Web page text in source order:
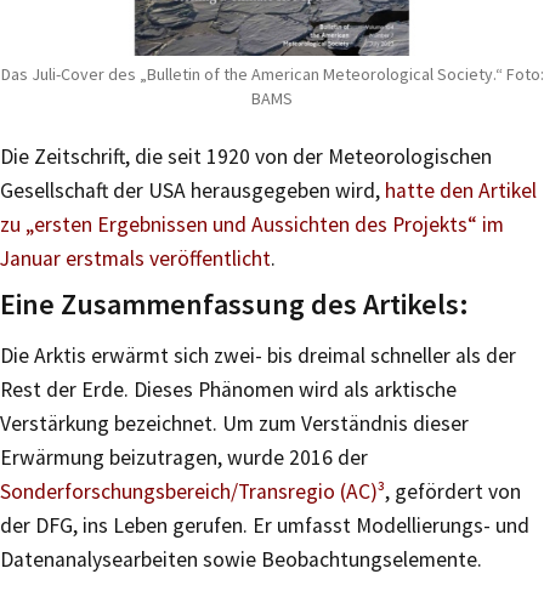
Das Juli-Cover des „Bulletin of the American Meteorological Society.“ Foto:
BAMS
Die Zeitschrift, die seit 1920 von der Meteorologischen
Gesellschaft der USA herausgegeben wird, hatte den Artikel
zu „ersten Ergebnissen und Aussichten des Projekts“ im
Januar erstmals veröffentlicht.
Eine Zusammenfassung des Artikels:
Die Arktis erwärmt sich zwei- bis dreimal schneller als der
Rest der Erde. Dieses Phänomen wird als arktische
Verstärkung bezeichnet. Um zum Verständnis dieser
Erwärmung beizutragen, wurde 2016 der
Sonderforschungsbereich/Transregio (AC)³, gefördert von
der DFG, ins Leben gerufen. Er umfasst Modellierungs- und
Datenanalysearbeiten sowie Beobachtungselemente.